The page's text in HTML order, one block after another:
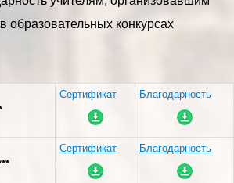
образовательных конкурсах
Сертификат Благодарность
Сертификат Благодарность